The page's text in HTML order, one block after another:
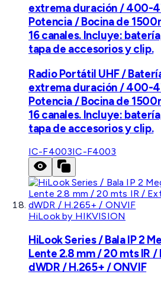
extrema duración / 400-
Potencia / Bocina de
16 canales. Incluye:
tapa de accesorios y clip.
Radio Portátil UHF /
extrema duración / 400-
Potencia / Bocina de
16 canales. Incluye:
tapa de accesorios y clip.
IC-F4003IC-F4003
HiLook by HIKVISION
HiLook Series / Bala IP 2
Lente 2.8 mm / 20 mts IR
dWDR / H.265+ / ONVIF